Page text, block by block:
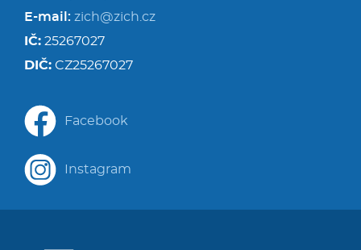
E-mail: zich@zich.cz
IČ: 25267027
DIČ: CZ25267027
Facebook
Instagram